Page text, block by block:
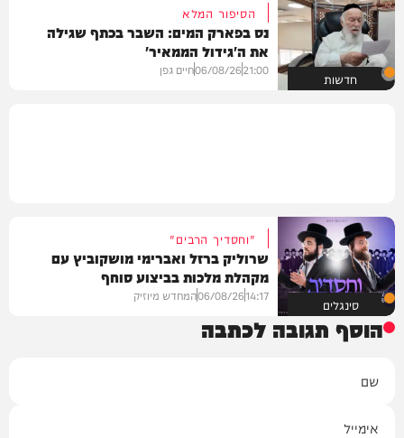
חדשות
הסיפור המלא
נס בפארק המים: השבר בכתף שגילה
את ה'גידול הממאיר'
21:00
06/08/26חיים גפן
סינגלים
"וחסדיך הרבים"
שרוליק ברזל ואברימי מושקוביץ עם
מקהלת מלכות בביצוע סוחף
14:17
06/08/26המחדש מיוזיק
הוסף תגובה לכתבה